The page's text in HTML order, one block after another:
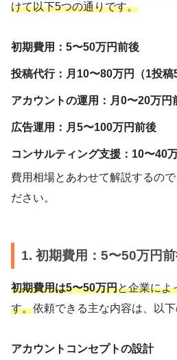
けて以下5つの通りです。
初期費用：5〜50万円前後
投稿代行：月10〜80万円（1投稿
アカウントの運用：月0〜20万円
広告運用：月5〜100万円前後
コンサルティング支援：10〜40
費用相場とあわせて解説するの
ださい。
1. 初期費用：5〜50万円
初期費用は5〜50万円と企業によ
す。依頼できる主な内容は、以下
アカウントコンセプトの設計